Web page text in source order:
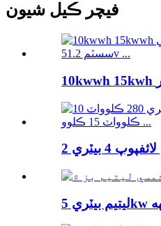
فيچر ڪيل شيون